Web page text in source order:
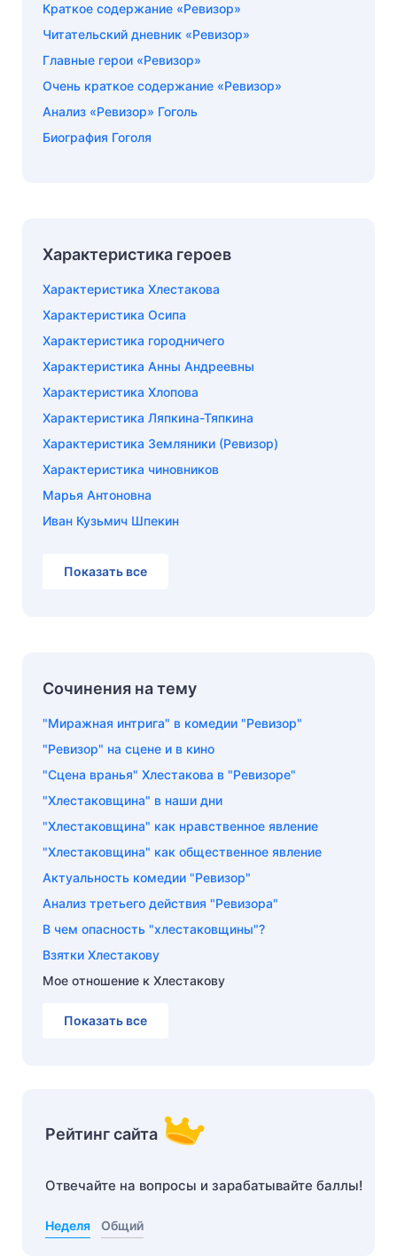
Краткое содержание «Ревизор»
Читательский дневник «Ревизор»
Главные герои «Ревизор»
Очень краткое содержание «Ревизор»
Анализ «Ревизор» Гоголь
Биография Гоголя
Характеристика героев
Характеристика Хлестакова
Характеристика Осипа
Характеристика городничего
Характеристика Анны Андреевны
Характеристика Хлопова
Характеристика Ляпкина-Тяпкина
Характеристика Земляники (Ревизор)
Характеристика чиновников
Марья Антоновна
Иван Кузьмич Шпекин
Показать все
Сочинения на тему
"Миражная интрига" в комедии "Ревизор"
"Ревизор" на сцене и в кино
"Сцена вранья" Хлестакова в "Ревизоре"
"Хлестаковщина" в наши дни
"Хлестаковщина" как нравственное явление
"Хлестаковщина" как общественное явление
Актуальность комедии "Ревизор"
Анализ третьего действия "Ревизора"
В чем опасность "хлестаковщины"?
Взятки Хлестакову
Мое отношение к Хлестакову
Показать все
Рейтинг сайта
Отвечайте на вопросы и зарабатывайте баллы!
Неделя Общий